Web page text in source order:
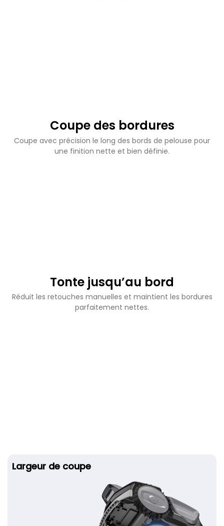
Coupe des bordures
Coupe avec précision le long des bords de pelouse pour
une finition nette et bien définie.
Tonte jusqu’au bord
Réduit les retouches manuelles et maintient les bordures
parfaitement nettes.
Largeur de coupe